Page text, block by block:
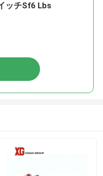
ッチSf6 Lbs